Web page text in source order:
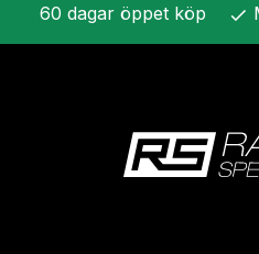
60 dagar öppet köp check